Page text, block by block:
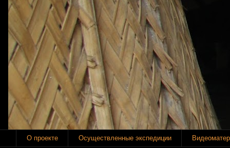
О проекте Осуществленные экспедиции